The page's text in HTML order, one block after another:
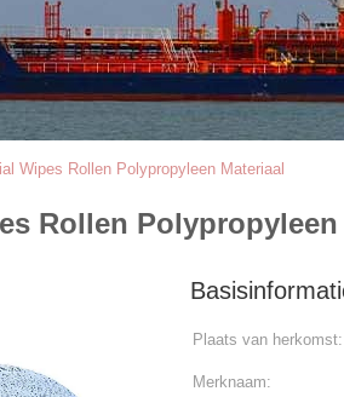
Wipes Rollen Polypropyleen Materiaal
Rollen Polypropyleen
Plaats van herkomst:
Merknaam: